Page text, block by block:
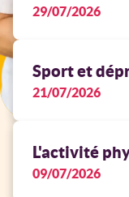
29/07/2026
Sport et
21/07/2026
L'activité
09/07/2026